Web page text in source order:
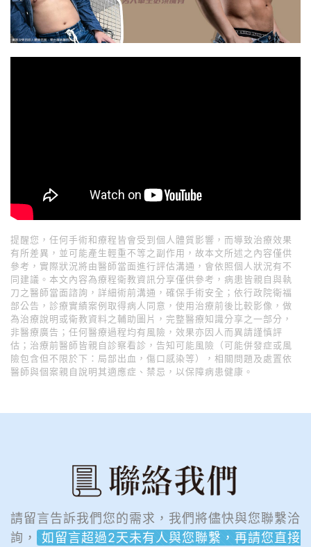
提醒您，任何手術和療程皆會受到個人體質影響，而導致治療效果
有所差異，並可能產生輕重不等之副作用，故本文所述之內容僅供
參考，實際狀況將由醫師當面進行評估溝通，會依照個人狀況有不
同建議。本文內容為療程衛教資訊分享僅供參考，病患皆親自與執
刀之醫師當面諮詢，詳細術前溝通，確保手術安全；依行政院衛福
部公告，診療實績案例取得病人同意，使用治療前後比較影像，做
為治療說明或衛教資料之輔助圖片，完整醫療知識分享之一部分，
非醫療廣告；任何醫療過程均有風險，效果亦因人而異請謹慎評
估；治療前醫師皆親自診察看診，告知可能風險（可能併發症或風
險包含但不限於下：局部出血，傷口感染等），相關問題及處置依
醫師與個案親自說明其適應症、禁忌，以保障病患健康。
請留言告訴我們您的需求，我們將儘快與您聯繫洽
詢，
如留言超過2天未有人與您聯繫，再請您直接